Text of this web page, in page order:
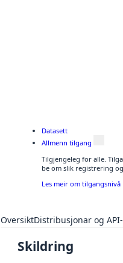
Datasett
Allmenn tilgang
Tilgjengeleg for alle.
be om slik registrering
Les meir om tilgangsnivå
OversiktDistribusjonar og
Skildring